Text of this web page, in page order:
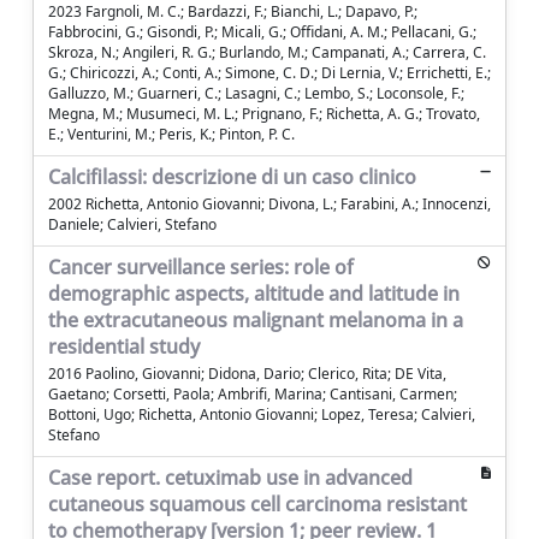
2023 Fargnoli, M. C.; Bardazzi, F.; Bianchi, L.; Dapavo, P.;
Fabbrocini, G.; Gisondi, P.; Micali, G.; Offidani, A. M.; Pellacani, G.;
Skroza, N.; Angileri, R. G.; Burlando, M.; Campanati, A.; Carrera, C.
G.; Chiricozzi, A.; Conti, A.; Simone, C. D.; Di Lernia, V.; Errichetti, E.;
Galluzzo, M.; Guarneri, C.; Lasagni, C.; Lembo, S.; Loconsole, F.;
Megna, M.; Musumeci, M. L.; Prignano, F.; Richetta, A. G.; Trovato,
E.; Venturini, M.; Peris, K.; Pinton, P. C.
Calcifilassi: descrizione di un caso clinico
2002 Richetta, Antonio Giovanni; Divona, L.; Farabini, A.; Innocenzi,
Daniele; Calvieri, Stefano
Cancer surveillance series: role of
demographic aspects, altitude and latitude in
the extracutaneous malignant melanoma in a
residential study
2016 Paolino, Giovanni; Didona, Dario; Clerico, Rita; DE Vita,
Gaetano; Corsetti, Paola; Ambrifi, Marina; Cantisani, Carmen;
Bottoni, Ugo; Richetta, Antonio Giovanni; Lopez, Teresa; Calvieri,
Stefano
Case report. cetuximab use in advanced
cutaneous squamous cell carcinoma resistant
to chemotherapy [version 1; peer review. 1